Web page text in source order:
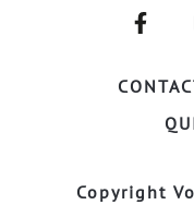
–
Copyright